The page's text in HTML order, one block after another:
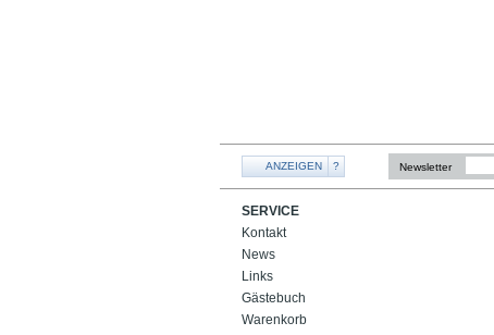
ANZEIGEN ? Newsletter
SERVICE
Kontakt
News
Links
Gästebuch
Warenkorb